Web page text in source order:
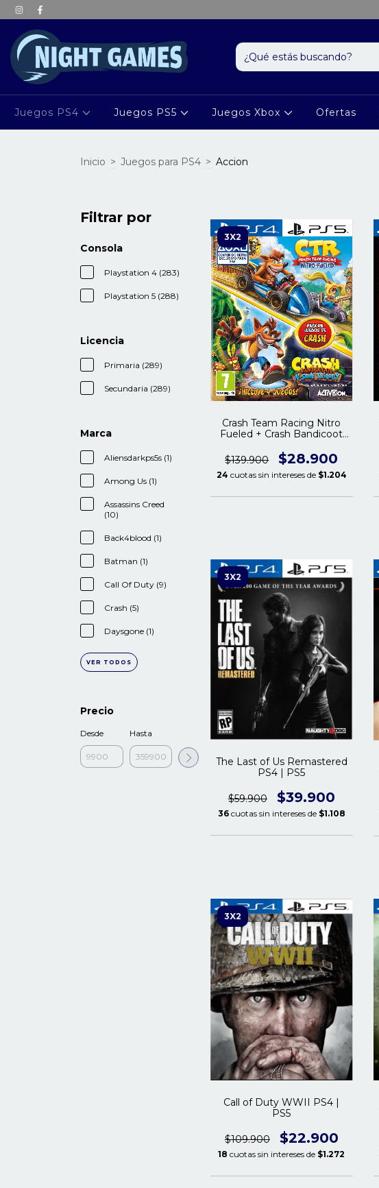
Juegos PS4 Juegos PS5 Juegos Xbox Ofertas
Inicio > Juegos para PS4 > Accion
Filtrar por
Consola
Playstation 4 (283)
Playstation 5 (288)
Licencia
Primaria (289)
Secundaria (289)
Marca
Aliensdarkps5s (1)
Among Us (1)
Assassins Creed
(10)
Back4blood (1)
Batman (1)
Call Of Duty (9)
Crash (5)
Daysgone (1)
VER TODOS
Precio
Desde Hasta
3X2
Crash Team Racing Nitro
Fueled + Crash Bandicoot
$139.900
$28.900
24 cuotas sin intereses de $1.204
3X2
The Last of Us Remastered
PS4 | PS5
$59.900 $39.900
36 cuotas sin intereses de $1.108
3X2
Call of Duty WWII PS4 |
PS5
$109.900 $22.900
18 cuotas sin intereses de $1.272